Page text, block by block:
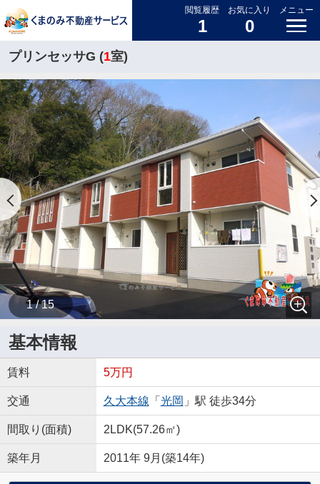
閲覧履歴
1
お気に入り
0
メニュー
プリンセッサG (1室)
1 / 15
基本情報
賃料 5万円
交通 久大本線 「 光岡 」駅 徒歩34分
間取り(面積) 2LDK(57.26㎡)
築年月 2011年 9月(築14年)